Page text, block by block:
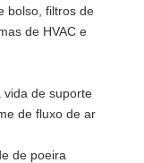
Pré-filtro de ar de malha de nylon plissado em painel
bolso, filtros de
de HVAC e
vida de suporte
de fluxo de ar
de poeira